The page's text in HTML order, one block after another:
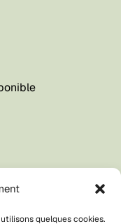
quelques cookies.